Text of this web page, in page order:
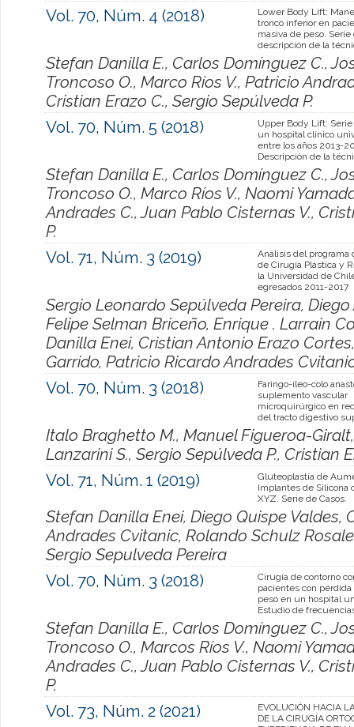
Vol. 70, Núm. 4 (2018)
Lower Body Lift:
tronco inferior en
masiva de peso. Serie
descripción de la
Stefan Danilla E., Carlos Domínguez C.,
Troncoso O., Marco Ríos V., Patricio
Cristian Erazo C., Sergio Sepúlveda P.
Vol. 70, Núm. 5 (2018)
Upper Body Lift:
un hospital clínico
entre los años 2013-
Descripción de la
Stefan Danilla E., Carlos Domínguez C.,
Troncoso O., Marco Ríos V., Naomi
Andrades C., Juan Pablo Cisternas V.,
P.
Vol. 71, Núm. 3 (2019)
Análisis del programa
de Cirugía Plástica y
la Universidad de
egresados 2011-2017
Sergio Leonardo Sepúlveda Pereira,
Felipe Selman Briceño, Enrique . Larrain
Danilla Enei, Cristian Antonio Erazo
Garrido, Patricio Ricardo Andrades
Vol. 70, Núm. 3 (2018)
Faringo-íleo-colo
suplemento vascular
microquirúrgico en
del tracto digestivo
Italo Braghetto M., Manuel Figueroa-
Lanzarini S., Sergio Sepúlveda P., Cristian
Vol. 71, Núm. 1 (2019)
Gluteoplastía de
Implantes de Silicona
XYZ. Serie de Casos.
Stefan Danilla Enei, Diego Quispe Valdes,
Andrades Cvitanic, Rolando Schulz
Sergio Sepulveda Pereira
Vol. 70, Núm. 3 (2018)
Cirugía de contorno
pacientes con
peso en un hospital
Estudio de
Stefan Danilla E., Carlos Domínguez C.,
Troncoso O., Marcos Ríos V., Naomi
Andrades C., Juan Pablo Cisternas V.,
P.
Vol. 73, Núm. 2 (2021)
EVOLUCIÓN HACIA
DE LA CIRUGÍA